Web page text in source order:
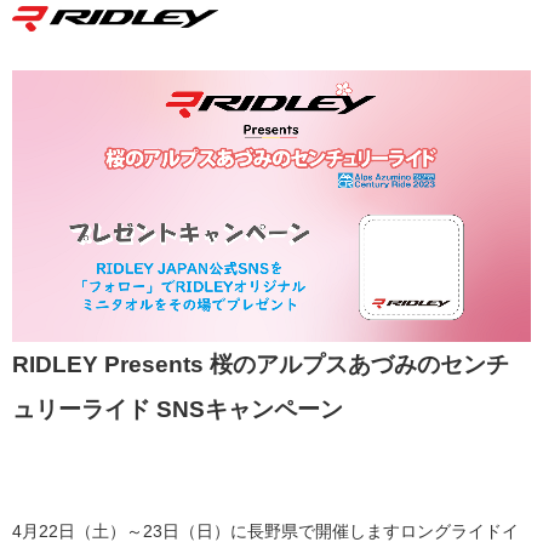
RIDLEY Presents 桜のアルプスあづみのセンチ
ュリーライド SNSキャンペーン
4月 22日（土）～ 23日（日）に長野県で開催しますロングライドイ